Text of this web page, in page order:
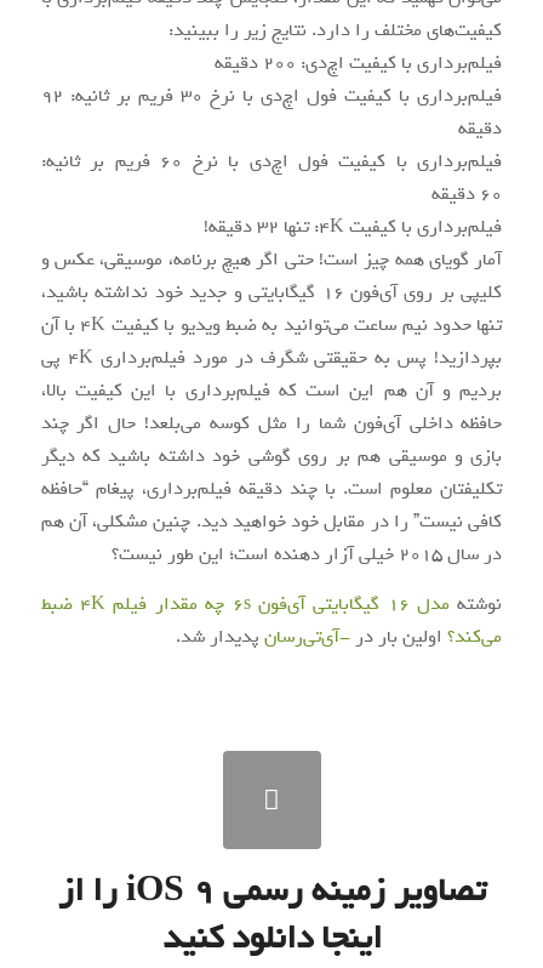
کیفیت‌های مختلف را دارد. نتایج زیر را ببینید:
فیلم‌برداری با کیفیت اچ‌دی: 200 دقیقه
فیلم‌برداری با کیفیت فول اچ‌دی با نرخ 30 فریم بر ثانیه: 92
دقیقه
فیلم‌برداری با کیفیت فول اچ‌دی با نرخ 60 فریم بر ثانیه:
60 دقیقه
فیلم‌برداری با کیفیت 4K: تنها 32 دقیقه!
آمار گویای همه چیز است! حتی اگر هیچ برنامه، موسیقی، عکس و
کلیپی بر روی آی‌فون 16 گیگابایتی و جدید خود نداشته باشید،
تنها حدود نیم ساعت می‌توانید به ضبط ویدیو با کیفیت 4K با آن
بپردازید! پس به حقیقتی شگرف در مورد فیلم‌برداری 4K پی
بردیم و آن هم این است که فیلم‌برداری با این کیفیت بالا،
حافظه داخلی آی‌فون شما را مثل کوسه می‌بلعد! حال اگر چند
بازی و موسیقی هم بر روی گوشی خود داشته باشید که دیگر
تکلیفتان معلوم است. با چند دقیقه فیلم‌برداری، پیغام “حافظه
کافی نیست” را در مقابل خود خواهید دید. چنین مشکلی، آن هم
در سال 2015 خیلی آزار دهنده است؛ این طور نیست؟
نوشته
مدل 16 گیگابایتی آی‌فون 6s چه مقدار فیلم 4K ضبط
می‌کند؟اولین بار در -آی‌تی‌رسانپدیدار شد.
تصاویر زمینه رسمی iOS 9 را از
اینجا دانلود کنید